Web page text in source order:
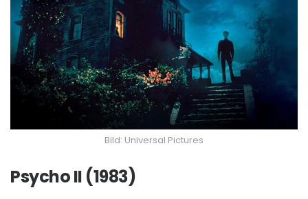
Bild: Universal Pictures
Psycho II (1983)